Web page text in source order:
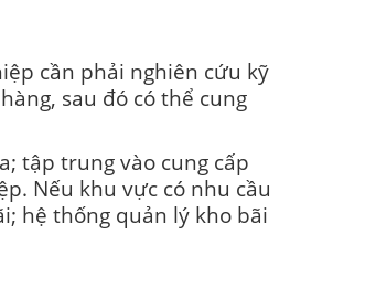
cần phải nghiên cứu kỹ
sau đó có thể cung
tập trung vào cung cấp
Nếu khu vực có nhu cầu
hệ thống quản lý kho bãi